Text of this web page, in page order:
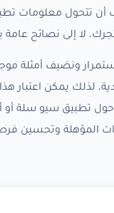
أن تتحول معلومات
لا إلى نصائح
ونضيف أمثلة
لذلك يمكن اعتبار
حول تطبيق سيو سلة أو
المؤهلة وتحسين فرص